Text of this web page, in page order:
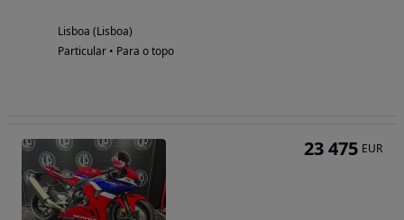
Lisboa (Lisboa)
Particular • Para o topo
23 475 EUR